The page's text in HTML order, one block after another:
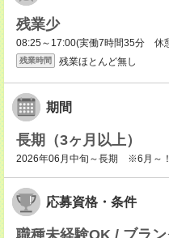
残業少
08:25～17:00(実働7時間35分 休
残業時間 残業ほとんど無し
期間
長期（3ヶ月以上）
2026年06月中旬～長期 ※6月～！
応募資格・条件